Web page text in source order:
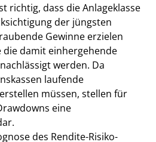
richtig, dass die Anlageklasse
der jüngsten
Gewinne erzielen
damit einhergehende
werden. Da
laufende
müssen, stellen für
eine
des Rendite-Risiko-